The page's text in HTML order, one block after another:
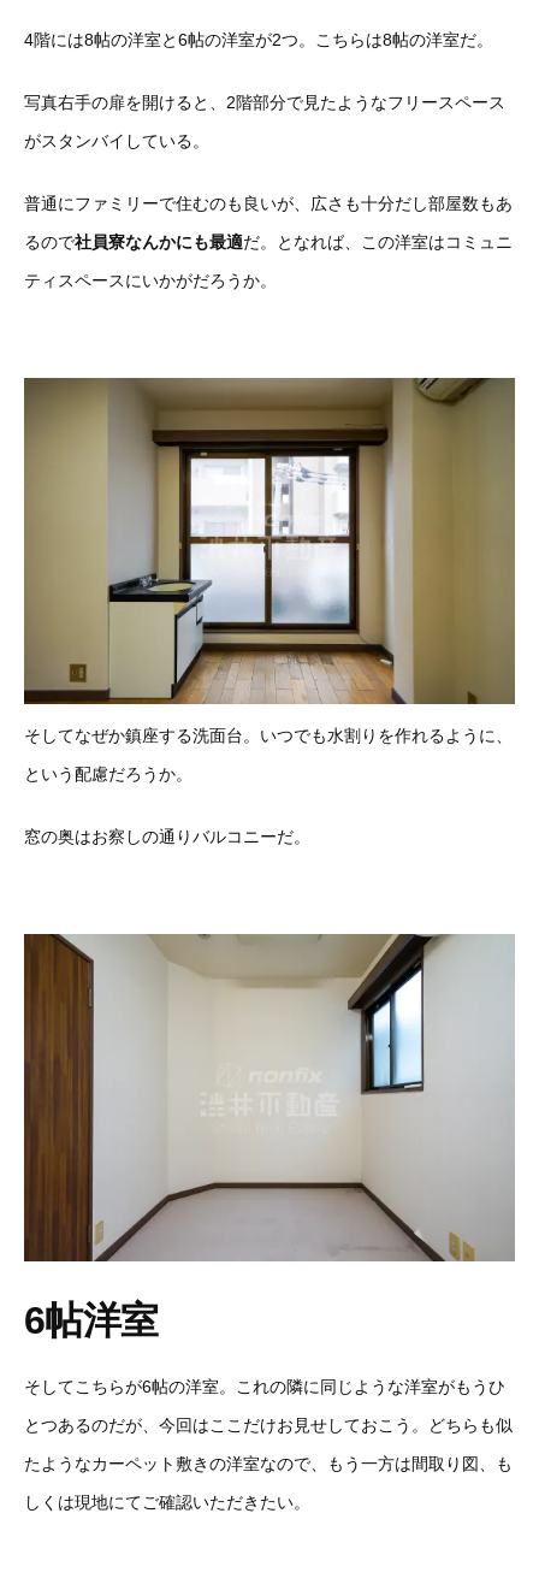
4階には8帖の洋室と6帖の洋室が2つ。こちらは8帖の洋室だ。
写真右手の扉を開けると、2階部分で見たようなフリースペース
がスタンバイしている。
普通にファミリーで住むのも良いが、広さも十分だし部屋数もあ
るので社員寮なんかにも最適だ。となれば、この洋室はコミュニ
ティスペースにいかがだろうか。
そしてなぜか鎮座する洗面台。いつでも水割りを作れるように、
という配慮だろうか。
窓の奥はお察しの通りバルコニーだ。
6帖洋室
そしてこちらが6帖の洋室。これの隣に同じような洋室がもうひ
とつあるのだが、今回はここだけお見せしておこう。どちらも似
たようなカーペット敷きの洋室なので、もう一方は間取り図、も
しくは現地にてご確認いただきたい。